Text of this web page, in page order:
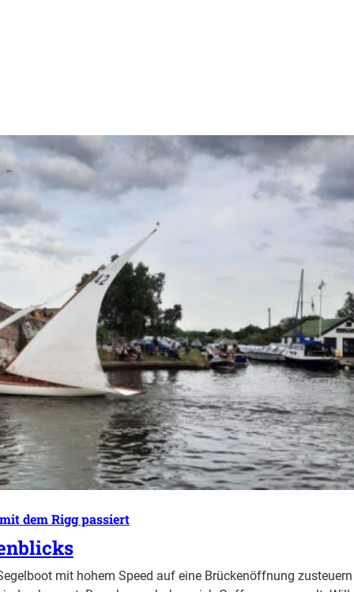
dem Rigg passiert
mit hohem Speed auf eine Brückenöffnung zusteuern